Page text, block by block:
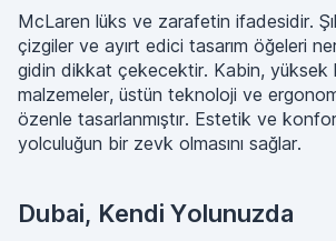
McLaren lüks ve zarafetin ifadesidir.
çizgiler ve ayırt edici tasarım öğeleri
gidin dikkat çekecektir. Kabin, yüksek
malzemeler, üstün teknoloji ve
özenle tasarlanmıştır. Estetik ve
yolculuğun bir zevk olmasını sağlar.
Dubai, Kendi Yolunuzda